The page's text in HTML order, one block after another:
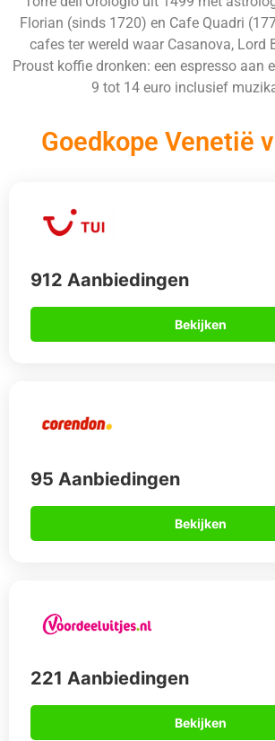
Florian (sinds 1720) en Cafe Quadri
cafes ter wereld waar Casanova, Lord
Proust koffie dronken: een espresso aan
9 tot 14 euro inclusief
Goedkope Venetië
912 Aanbiedingen
Bekijken
95 Aanbiedingen
Bekijken
221 Aanbiedingen
Bekijken